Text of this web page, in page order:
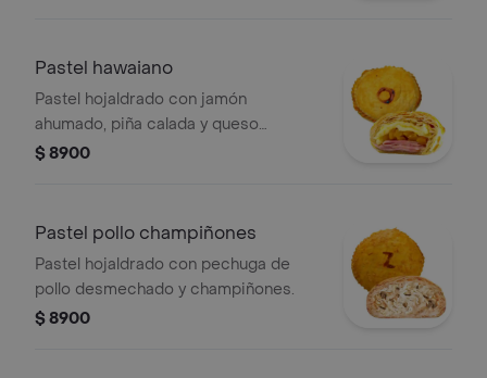
Pastel hawaiano
Pastel hojaldrado con jamón
ahumado, piña calada y queso
mozzarella.
$ 8900
Pastel pollo champiñones
Pastel hojaldrado con pechuga de
pollo desmechado y champiñones.
$ 8900